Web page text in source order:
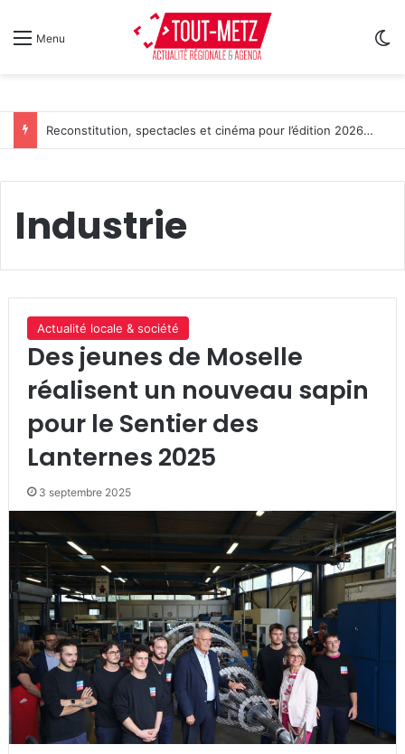
Menu
Reconstitution, spectacles et cinéma pour l’édition 2026 de « Ça tombe comme à Gravelotte »
Industrie
Actualité locale & société
Des jeunes de Moselle
réalisent un nouveau sapin
pour le Sentier des
Lanternes 2025
3 septembre 2025